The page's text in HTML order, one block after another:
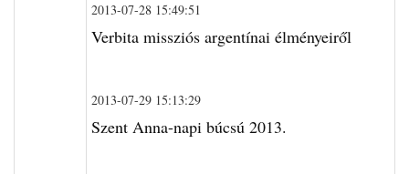
2013-07-28 15:49:51
Verbita missziós argentínai élményeiről
2013-07-29 15:13:29
Szent Anna-napi búcsú 2013.